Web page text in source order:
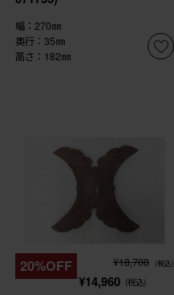
幅：270㎜
奥行：35㎜
高さ：182㎜
20%OFF ¥18,700 (税込)
¥14,960 (税込)